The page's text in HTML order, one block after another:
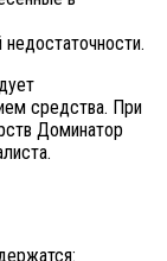
средства. При
Доминатор